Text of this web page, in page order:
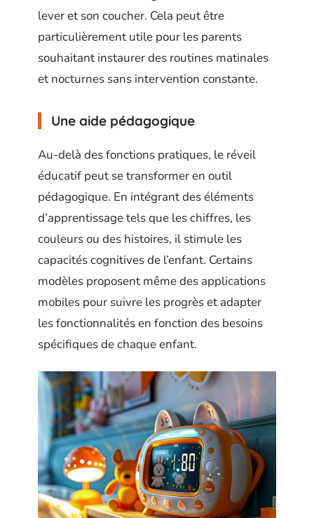
lever et son coucher. Cela peut être
particulièrement utile pour les parents
souhaitant instaurer des routines matinales
et nocturnes sans intervention constante.
Une aide pédagogique
Au-delà des fonctions pratiques, le réveil
éducatif peut se transformer en outil
pédagogique. En intégrant des éléments
d’apprentissage tels que les chiffres, les
couleurs ou des histoires, il stimule les
capacités cognitives de l’enfant. Certains
modèles proposent même des applications
mobiles pour suivre les progrès et adapter
les fonctionnalités en fonction des besoins
spécifiques de chaque enfant.